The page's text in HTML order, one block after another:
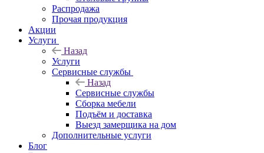
Распродажа
Прочая продукция
Акции
Услуги
Назад
Услуги
Сервисные службы
Назад
Сервисные службы
Сборка мебели
Подъём и доставка
Выезд замерщика на дом
Дополнительные услуги
Блог